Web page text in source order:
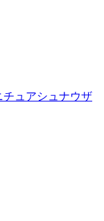
チュアシュナウザ